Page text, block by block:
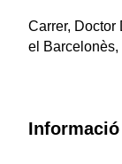
Carrer, Doctor
el Barcelonès,